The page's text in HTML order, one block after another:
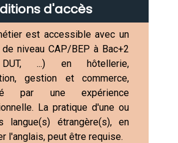
d'accès
est accessible avec un
niveau CAP/BEP à Bac+2
...) en hôtellerie,
gestion et commerce,
par une expérience
La pratique d'une ou
langue(s) étrangère(s), en
l'anglais, peut être requise.